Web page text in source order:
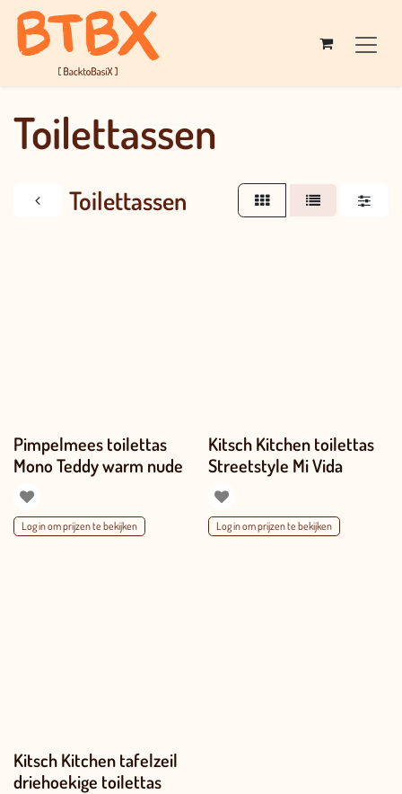
Overslaan naar inhoud
Toilettassen
Toilettassen
Pimpelmees toilettas
Mono Teddy warm nude
Log in om prijzen te bekijken
Kitsch Kitchen toilettas
Streetstyle Mi Vida
Log in om prijzen te bekijken
Kitsch Kitchen tafelzeil
driehoekige toilettas